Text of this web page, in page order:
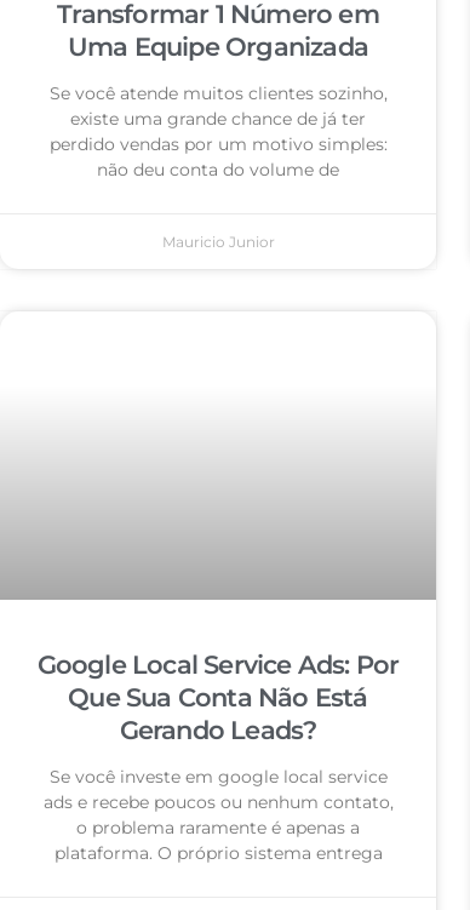
Transformar 1 Número em
Uma Equipe Organizada
Se você atende muitos clientes sozinho,
existe uma grande chance de já ter
perdido vendas por um motivo simples:
não deu conta do volume de
Mauricio Junior
Google Local Service Ads: Por
Que Sua Conta Não Está
Gerando Leads?
Se você investe em google local service
ads e recebe poucos ou nenhum contato,
o problema raramente é apenas a
plataforma. O próprio sistema entrega